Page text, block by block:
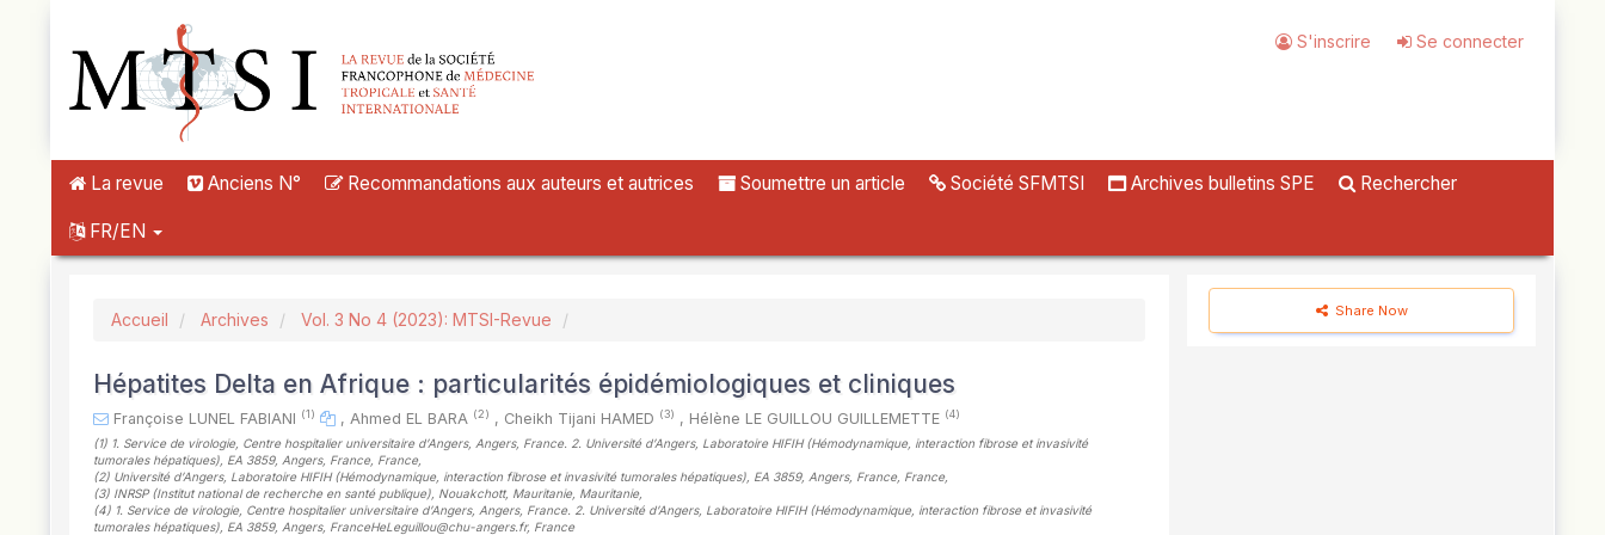
##plugins.themes.novelty.accessible_menu.main_navigation##
##plugins.themes.novelty.accessible_menu.main_content##
##plugins.themes.novelty.accessible_menu.sidebar##
S'inscrire Se connecter
La revue Anciens N° Recommandations aux auteurs et autrices Soumettre un article Société SFMTSI Archives bulletins SPE Rechercher
FR/EN
Accueil Archives Vol. 3 No 4 (2023): MTSI-Revue
Hépatites Delta en Afrique : particularités épidémiologiques et cliniques
Françoise LUNEL FABIANI (1) , Ahmed EL BARA (2) , Cheikh Tijani HAMED (3) , Hélène LE GUILLOU GUILLEMETTE (4)
(1) 1. Service de virologie, Centre hospitalier universitaire d’Angers, Angers, France. 2. Université d’Angers, Laboratoire HIFIH (Hémodynamique, interaction fibrose et invasivité
tumorales hépatiques), EA 3859, Angers, France, France,
(2) Université d’Angers, Laboratoire HIFIH (Hémodynamique, interaction fibrose et invasivité tumorales hépatiques), EA 3859, Angers, France, France,
(3) INRSP (Institut national de recherche en santé publique), Nouakchott, Mauritanie, Mauritanie,
(4) 1. Service de virologie, Centre hospitalier universitaire d’Angers, Angers, France. 2. Université d’Angers, Laboratoire HIFIH (Hémodynamique, interaction fibrose et invasivité
tumorales hépatiques), EA 3859, Angers, FranceHeLeguillou@chu-angers.fr, France
Share Now